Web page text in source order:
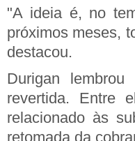
"A ideia é, no
próximos meses,
destacou.
Durigan
revertida. Entre
relacionado às
retomada da